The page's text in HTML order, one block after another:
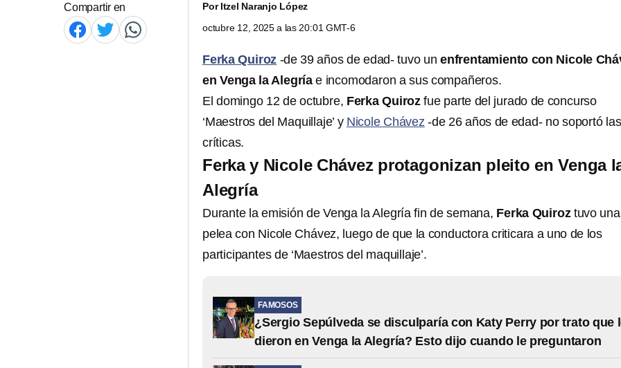
Compartir en PorItzel Naranjo López
octubre 12, 2025 a las 20:01 GMT-6
Ferka Quiroz -de 39 años de edad- tuvo unenfrentamiento con Nicole
en Venga la Alegría e incomodaron a sus compañeros.
El domingo 12 de octubre, Ferka Quirozfue parte del jurado de concurso
‘Maestros del Maquillaje’ y Nicole Chávez -de 26 años de edad- no soportó las
críticas.
Ferka y Nicole Chávez protagonizan pleito en Venga
Alegría
Durante la emisión de Venga la Alegría fin de semana, Ferka Quiroz tuvo una
pelea con Nicole Chávez, luego de que la conductora criticara a uno de los
participantes de ‘Maestros del maquillaje’.
FAMOSOS
¿Sergio Sepúlveda se disculparía con Katy Perry por trato que
dieron en Venga la Alegría? Esto dijo cuando le preguntaron